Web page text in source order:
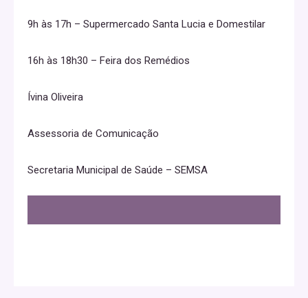
9h às 17h – Supermercado Santa Lucia e Domestilar
16h às 18h30 – Feira dos Remédios
Ívina Oliveira
Assessoria de Comunicação
Secretaria Municipal de Saúde – SEMSA